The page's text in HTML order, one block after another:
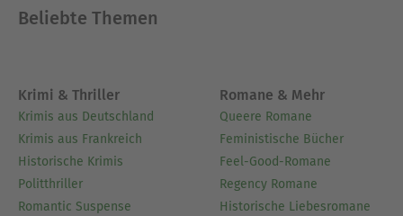
Beliebte Themen
Krimi & Thriller
Krimis aus Deutschland
Krimis aus Frankreich
Historische Krimis
Politthriller
Romantic Suspense
Romane & Mehr
Queere Romane
Feministische Bücher
Feel-Good-Romane
Regency Romane
Historische Liebesromane